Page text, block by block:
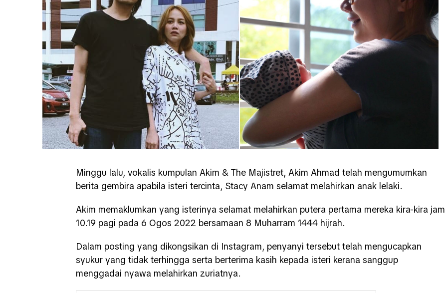
Minggu lalu, vokalis kumpulan Akim & The Majistret, Akim Ahmad telah mengumumkan
berita gembira apabila isteri tercinta, Stacy Anam selamat melahirkan anak lelaki.
Akim memaklumkan yang isterinya selamat melahirkan putera pertama mereka kira-kira jam
10.19 pagi pada 6 Ogos 2022 bersamaan 8 Muharram 1444 hijrah.
Dalam posting yang dikongsikan di Instagram, penyanyi tersebut telah mengucapkan
syukur yang tidak terhingga serta berterima kasih kepada isteri kerana sanggup
menggadai nyawa melahirkan zuriatnya.